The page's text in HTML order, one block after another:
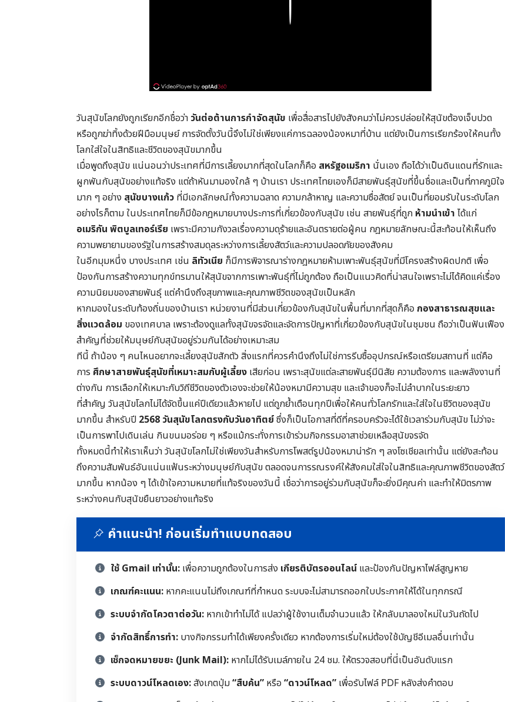
วันสุนัขโลกยังถูกเรียกอีกชื่อว่า วันต่อต้านการกำจัดสุนัข เพื่อสื่อสารไปยังสังคมว่าไม่ควรปล่อยให้สุนัขต้องเจ็บปวด
หรือถูกฆ่าทิ้งด้วยฝีมือมนุษย์ การจัดตั้งวันนี้จึงไม่ใช่เพียงแค่การฉลองน้องหมาที่บ้าน แต่ยังเป็นการเรียกร้องให้คนทั้ง
โลกใส่ใจในสิทธิและชีวิตของสุนัขมากขึ้น
เมื่อพูดถึงสุนัข แน่นอนว่าประเทศที่มีการเลี้ยงมากที่สุดในโลกก็คือ สหรัฐอเมริกา นั่นเอง ถือได้ว่าเป็นดินแดนที่รักและ
ผูกพันกับสุนัขอย่างแท้จริง แต่ถ้าหันมามองใกล้ ๆ บ้านเรา ประเทศไทยเองก็มีสายพันธุ์สุนัขที่ขึ้นชื่อและเป็นที่ภาคภูมิใจ
มาก ๆ อย่าง สุนัขบางแก้ว ที่มีเอกลักษณ์ทั้งความฉลาด ความกล้าหาญ และความซื่อสัตย์ จนเป็นที่ยอมรับในระดับโลก
อย่างไรก็ตาม ในประเทศไทยก็มีข้อกฎหมายบางประการที่เกี่ยวข้องกับสุนัข เช่น สายพันธุ์ที่ถูก ห้ามนำเข้า ได้แก่
อเมริกัน พิตบูลเทอร์เรีย เพราะมีความกังวลเรื่องความดุร้ายและอันตรายต่อผู้คน กฎหมายลักษณะนี้สะท้อนให้เห็นถึง
ความพยายามของรัฐในการสร้างสมดุลระหว่างการเลี้ยงสัตว์และความปลอดภัยของสังคม
ในอีกมุมหนึ่ง บางประเทศ เช่น ลิทัวเนีย ก็มีการพิจารณาร่างกฎหมายห้ามเพาะพันธุ์สุนัขที่มีโครงสร้างผิดปกติ เพื่อ
ป้องกันการสร้างความทุกข์ทรมานให้สุนัขจากการเพาะพันธุ์ที่ไม่ถูกต้อง ถือเป็นแนวคิดที่น่าสนใจเพราะไม่ได้คิดแค่เรื่อง
ความนิยมของสายพันธุ์ แต่คำนึงถึงสุขภาพและคุณภาพชีวิตของสุนัขเป็นหลัก
หากมองในระดับท้องถิ่นของบ้านเรา หน่วยงานที่มีส่วนเกี่ยวข้องกับสุนัขในพื้นที่มากที่สุดก็คือ กองสาธารณสุขและ
สิ่งแวดล้อม ของเทศบาล เพราะต้องดูแลทั้งสุนัขจรจัดและจัดการปัญหาที่เกี่ยวข้องกับสุนัขในชุมชน ถือว่าเป็นฟันเฟือง
สำคัญที่ช่วยให้มนุษย์กับสุนัขอยู่ร่วมกันได้อย่างเหมาะสม
ทีนี้ ถ้าน้อง ๆ คนไหนอยากจะเลี้ยงสุนัขสักตัว สิ่งแรกที่ควรคำนึงถึงไม่ใช่การรีบซื้ออุปกรณ์หรือเตรียมสถานที่ แต่คือ
การ ศึกษาสายพันธุ์สุนัขที่เหมาะสมกับผู้เลี้ยง เสียก่อน เพราะสุนัขแต่ละสายพันธุ์มีนิสัย ความต้องการ และพลังงานที่
ต่างกัน การเลือกให้เหมาะกับวิถีชีวิตของตัวเองจะช่วยให้น้องหมามีความสุข และเจ้าของก็จะไม่ลำบากในระยะยาว
ที่สำคัญ วันสุนัขโลกไม่ได้จัดขึ้นแค่ปีเดียวแล้วหายไป แต่ถูกย้ำเตือนทุกปีเพื่อให้คนทั่วโลกรักและใส่ใจในชีวิตของสุนัข
มากขึ้น สำหรับปี 2568 วันสุนัขโลกตรงกับวันอาทิตย์ซึ่งก็เป็นโอกาสที่ดีที่ครอบครัวจะได้ใช้เวลาร่วมกับสุนัข ไม่ว่าจะ
เป็นการพาไปเดินเล่น กินขนมอร่อย ๆ หรือแม้กระทั่งการเข้าร่วมกิจกรรมอาสาช่วยเหลือสุนัขจรจัด
ทั้งหมดนี้ทำให้เราเห็นว่า วันสุนัขโลกไม่ใช่เพียงวันสำหรับการโพสต์รูปน้องหมาน่ารัก ๆ ลงโซเชียลเท่านั้น แต่ยังสะท้อน
ถึงความสัมพันธ์อันแน่นแฟ้นระหว่างมนุษย์กับสุนัข ตลอดจนการรณรงค์ให้สังคมใส่ใจในสิทธิและคุณภาพชีวิตของสัตว์
มากขึ้น หากน้อง ๆ ได้เข้าใจความหมายที่แท้จริงของวันนี้ เชื่อว่าการอยู่ร่วมกับสุนัขก็จะยิ่งมีคุณค่า และทำให้มิตรภาพ
ระหว่างคนกับสุนัขยืนยาวอย่างแท้จริง
คำแนะนำ! ก่อนเริ่มทำแบบทดสอบ
ใช้ Gmail เท่านั้น: เพื่อความถูกต้องในการส่ง เกียรติบัตรออนไลน์ และป้องกันปัญหาไฟล์สูญหาย
เกณฑ์คะแนน: หากคะแนนไม่ถึงเกณฑ์ที่กำหนด ระบบจะไม่สามารถออกใบประกาศให้ได้ในทุกกรณี
ระบบจำกัดโควตาต่อวัน: หากเข้าทำไม่ได้ แปลว่าผู้ใช้งานเต็มจำนวนแล้ว ให้กลับมาลองใหม่ในวันถัดไป
จำกัดสิทธิ์การทำ: บางกิจกรรมทำได้เพียงครั้งเดียว หากต้องการเริ่มใหม่ต้องใช้บัญชีอีเมลอื่นเท่านั้น
เช็กจดหมายขยะ (Junk Mail): หากไม่ได้รับเมล์ภายใน 24 ชม. ให้ตรวจสอบที่นี่เป็นอันดับแรก
ระบบดาวน์โหลดเอง:สังเกตปุ่ม“สืบค้น” หรือ “ดาวน์โหลด” เพื่อรับไฟล์ PDF หลังส่งคำตอบ